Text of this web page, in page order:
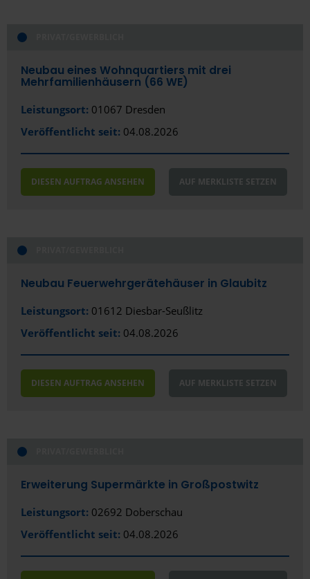
Neubau eines Wohnquartiers mit drei
Mehrfamilienhäusern (66 WE)
Leistungsort: 01067 Dresden
Veröffentlicht seit: 04.08.2026
DIESEN AUFTRAG ANSEHEN AUF MERKLISTE SETZEN
Neubau Feuerwehrgerätehäuser in Glaubitz
Leistungsort: 01612 Diesbar-Seußlitz
Veröffentlicht seit: 04.08.2026
DIESEN AUFTRAG ANSEHEN AUF MERKLISTE SETZEN
Erweiterung Supermärkte in Großpostwitz
Leistungsort: 02692 Doberschau
Veröffentlicht seit: 04.08.2026